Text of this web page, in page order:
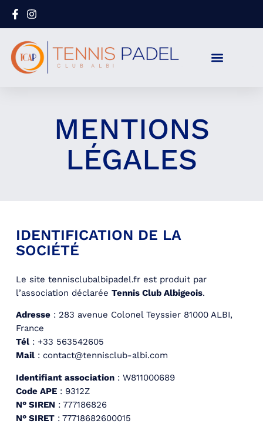
MENTIONS
LÉGALES
IDENTIFICATION DE LA
SOCIÉTÉ
Le site tennisclubalbipadel.fr est produit par
l’association déclarée Tennis Club Albigeois.
Adresse: 283 avenue Colonel Teyssier 81000 ALBI,
France
Tél: +33 563542605
Mail: contact@tennisclub-albi.com
Identifiant association: W811000689
Code APE: 9312Z
N° SIREN : 777186826
N° SIRET: 77718682600015